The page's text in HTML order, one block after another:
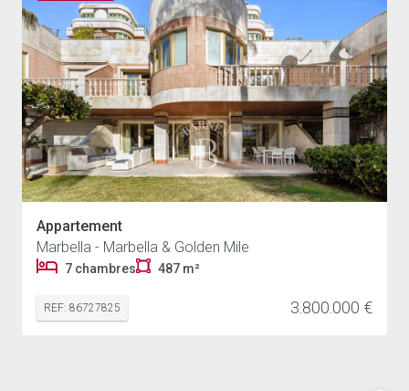
Appartement
Marbella - Marbella & Golden Mile
7 chambres 487 m²
REF: 86727825 3.800.000 €